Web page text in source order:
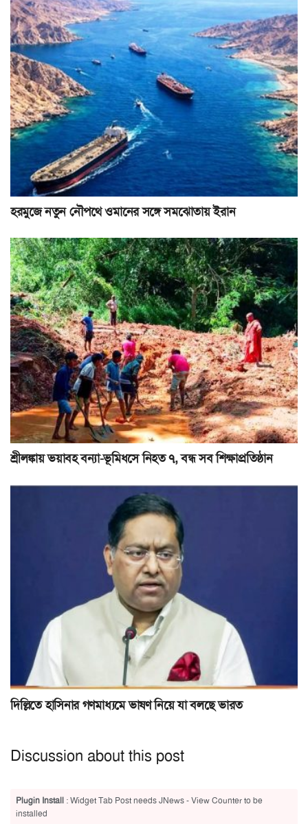
হরমুজে নতুন নৌপথে ওমানের সঙ্গে সমঝোতায় ইরান
শ্রীলঙ্কায় ভয়াবহ বন্যা-ভূমিধসে নিহত ৭, বন্ধ সব শিক্ষাপ্রতিষ্ঠান
দিল্লিতে হাসিনার গণমাধ্যমে ভাষণ নিয়ে যা বলছে ভারত
Discussion about this post
Plugin Install : Widget Tab Post needs JNews - View Counter to be
installed